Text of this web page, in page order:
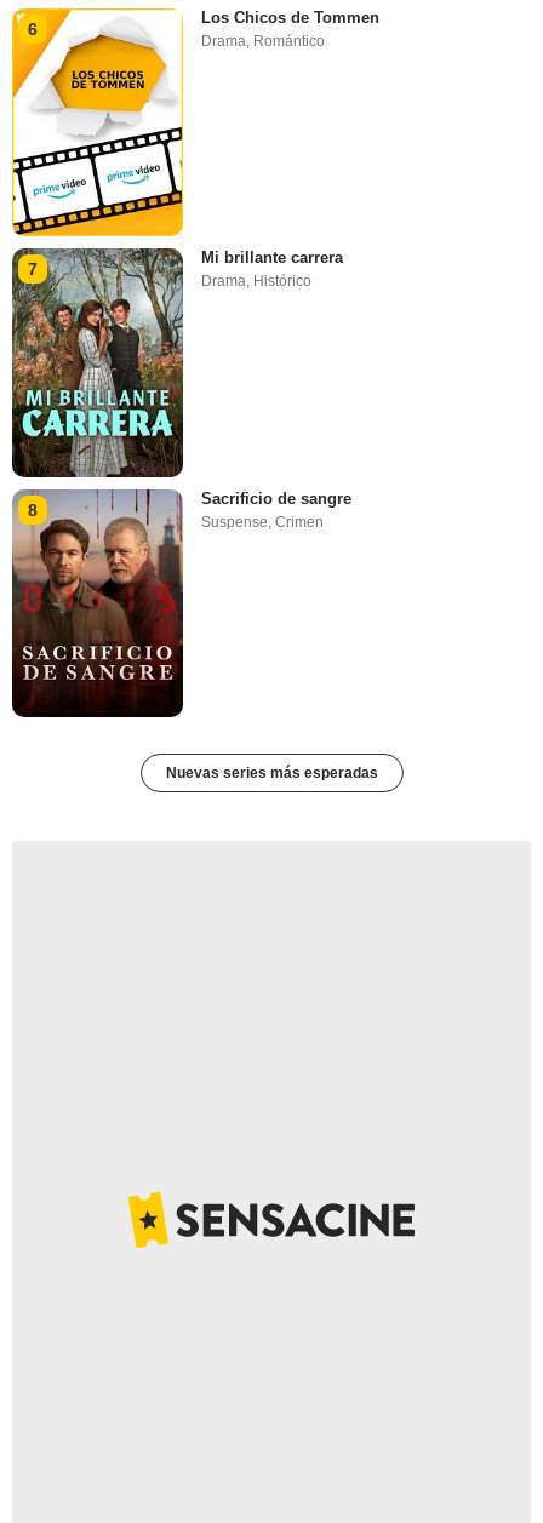
6
Los Chicos de Tommen
Drama, Romántico
7
Mi brillante carrera
Drama, Histórico
8
Sacrificio de sangre
Suspense ,Crimen
Nuevas series más esperadas